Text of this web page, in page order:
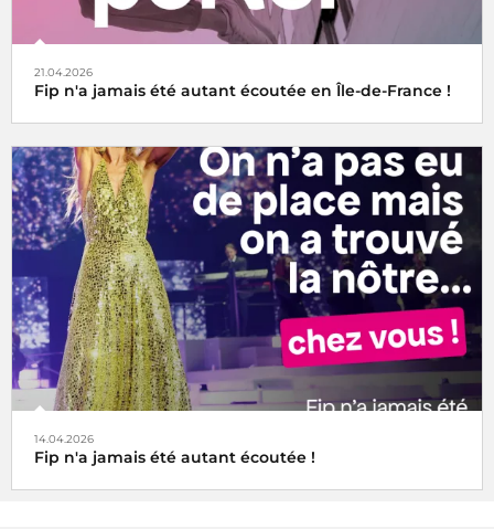
21.04.2026
Fip n'a jamais été autant écoutée en Île-de-France !
14.04.2026
Fip n'a jamais été autant écoutée !